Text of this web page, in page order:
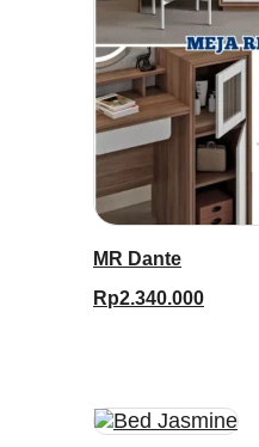
MR Dante
Rp2.340.000